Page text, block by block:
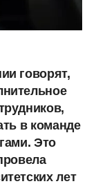
говорят,
в команде
Это
лет